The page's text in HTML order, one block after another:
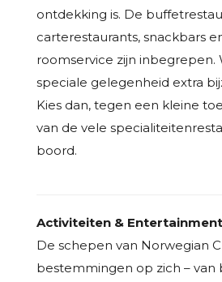
ontdekking is. De
carterestaurants, snackbars
roomservice zijn inbegrepen.
speciale gelegenheid extra
Kies dan, tegen een kleine
van de vele
boord.
Activiteiten & Entertainment
De schepen van Norwegian
bestemmingen op zich – van